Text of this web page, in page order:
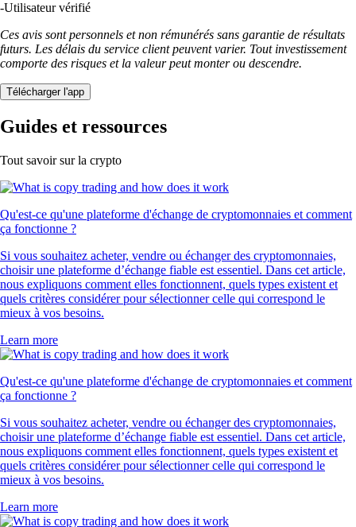
-Utilisateur vérifié
Ces avis sont personnels et non rémunérés sans garantie de résultats
futurs. Les délais du service client peuvent varier. Tout investissement
comporte des risques et la valeur peut monter ou descendre.
Télécharger l'app
Guides et ressources
Tout savoir sur la crypto
Qu'est-ce qu'une plateforme d'échange de cryptomonnaies et comment
ça fonctionne ?
Si vous souhaitez acheter, vendre ou échanger des cryptomonnaies,
choisir une plateforme d’échange fiable est essentiel. Dans cet article,
nous expliquons comment elles fonctionnent, quels types existent et
quels critères considérer pour sélectionner celle qui correspond le
mieux à vos besoins.
Learn more
Qu'est-ce qu'une plateforme d'échange de cryptomonnaies et comment
ça fonctionne ?
Si vous souhaitez acheter, vendre ou échanger des cryptomonnaies,
choisir une plateforme d’échange fiable est essentiel. Dans cet article,
nous expliquons comment elles fonctionnent, quels types existent et
quels critères considérer pour sélectionner celle qui correspond le
mieux à vos besoins.
Learn more